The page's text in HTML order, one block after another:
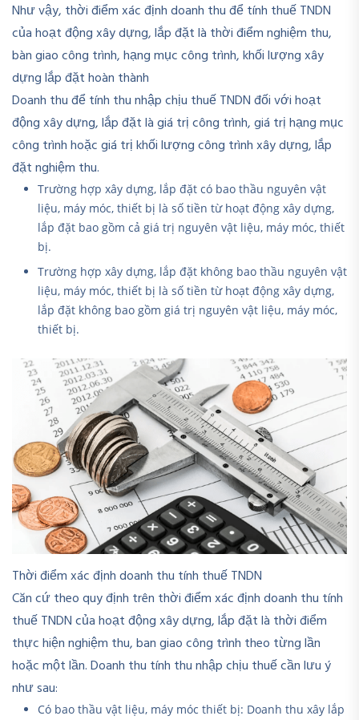
Như vậy, thời điểm xác định doanh thu để tính thuế TNDN
của hoạt động xây dựng, lắp đặt là thời điểm nghiệm thu,
bàn giao công trình, hạng mục công trình, khối lượng xây
dựng lắp đặt hoàn thành
Doanh thu để tính thu nhập chịu thuế TNDN đối với hoạt
động xây dựng, lắp đặt là giá trị công trình, giá trị hạng mục
công trình hoặc giá trị khối lượng công trình xây dựng, lắp
đặt nghiệm thu.
Trường hợp xây dựng, lắp đặt có bao thầu nguyên vật
liệu, máy móc, thiết bị là số tiền từ hoạt động xây dựng,
lắp đặt bao gồm cả giá trị nguyên vật liệu, máy móc, thiết
bị.
Trường hợp xây dựng, lắp đặt không bao thầu nguyên vật
liệu, máy móc, thiết bị là số tiền từ hoạt động xây dựng,
lắp đặt không bao gồm giá trị nguyên vật liệu, máy móc,
thiết bị.
Thời điểm xác định doanh thu tính thuế TNDN
Căn cứ theo quy định trên thời điểm xác định doanh thu tính
thuế TNDN của hoạt động xây dựng, lắp đặt là thời điểm
thực hiện nghiệm thu, ban giao công trình theo từng lần
hoặc một lần. Doanh thu tính thu nhập chịu thuế cần lưu ý
như sau:
Có bao thầu vật liệu, máy móc thiết bị: Doanh thu xây lắp